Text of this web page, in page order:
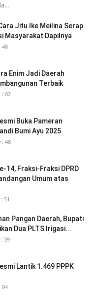
Jitu Ike Meilina Serap
Masyarakat Dapilnya
48
Enim Jadi Daerah
Terbaik
: 02
Buka Pameran
Bumi Ayu 2025
: 48
14, Fraksi-Fraksi DPRD
Umum atas
51
Pangan Daerah, Bupati
Dua PLTS Irigasi...
39
Lantik 1.469 PPPK
04